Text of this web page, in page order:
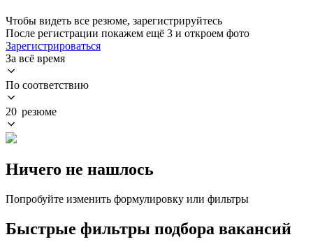
Чтобы видеть все резюме, зарегистрируйтесь
После регистрации покажем ещё 3 и откроем фото
Зарегистрироваться
За всё время
По соответствию
20 резюме
Ничего не нашлось
Попробуйте изменить формулировку или фильтры
Быстрые фильтры подбора вакансий